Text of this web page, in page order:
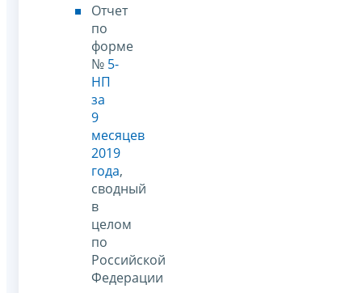
Отчет
по
форме
№ 5-
НП
за
9
месяцев
2019
года,
сводный
в
целом
по
Российской
Федерации